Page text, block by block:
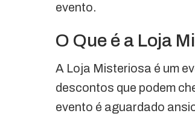
evento.
O Que é a Loja
A Loja Misteriosa é um
descontos que podem
evento é aguardado